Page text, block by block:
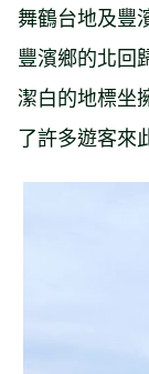
舞鶴台地及豐
豐濱鄉的北回
潔白的地標坐
了許多遊客來